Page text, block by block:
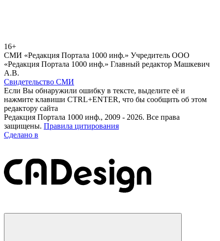
16+
СМИ «Редакция Портала 1000 инф.» Учредитель ООО
«Редакция Портала 1000 инф.» Главный редактор Машкевич
А.В.
Свидетельство СМИ
Если Вы обнаружили ошибку в тексте, выделите её и
нажмите клавиши CTRL+ENTER, что бы сообщить об этом
редактору сайта
Редакция Портала 1000 инф., 2009 - 2026. Все права
защищены. Правила цитирования
Сделано в